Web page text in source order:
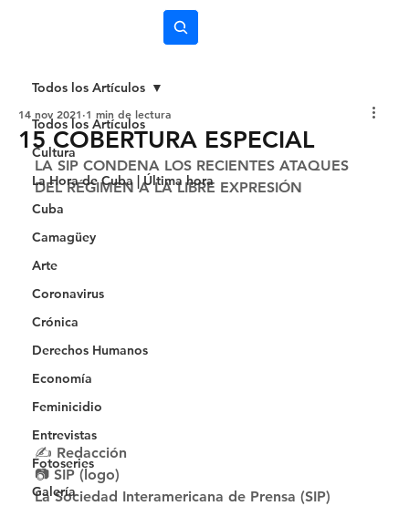
Todos los Artículos
Cultura
La Hora de Cuba | Última hora
Cuba
Camagüey
Arte
Coronavirus
Crónica
Derechos Humanos
Economía
Feminicidio
Entrevistas
Fotoseries
Galería
Todos los Artículos
15 COBERTURA ESPECIAL
14 nov 2021 1 min de lectura
LA SIP CONDENA LOS RECIENTES ATAQUES
DEL RÉGIMEN A LA LIBRE EXPRESIÓN
✍ Redacción
📷 SIP (logo)
La Sociedad Interamericana de Prensa (SIP)